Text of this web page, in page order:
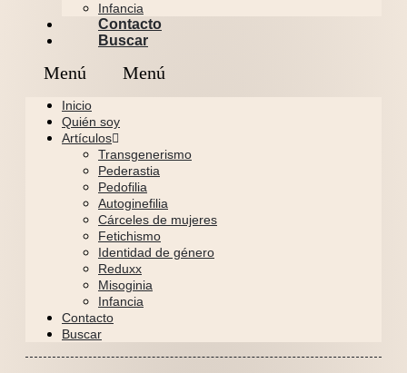
Infancia
Contacto
Buscar
Inicio
Quién soy
Artículos
Transgenerismo
Pederastia
Pedofilia
Autoginefilia
Cárceles de mujeres
Fetichismo
Identidad de género
Reduxx
Misoginia
Infancia
Contacto
Buscar